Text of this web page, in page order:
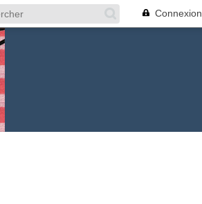
Connexion